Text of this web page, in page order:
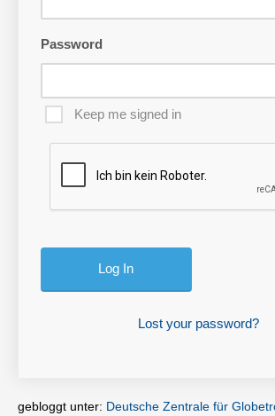
Password
Keep me signed in
Lost your password?
gebloggt unter: Deutsche Zentrale für